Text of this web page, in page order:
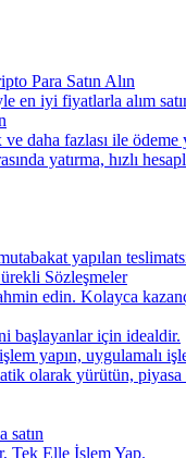
Para Satın Alın
en iyi fiyatlarla alım
daha fazlası ile ödeme
yatırma, hızlı
yapılan
Sözleşmeler
edin. Kolayca
başlayanlar için idealdir.
yapın, uygulamalı
olarak yürütün, piyasa
satın
Tek Elle İşlem Yap.